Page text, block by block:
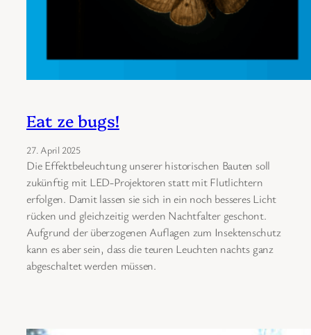
Eat ze bugs!
27. April 2025
Die Effektbeleuchtung unserer historischen Bauten soll
zukünftig mit LED-Projektoren statt mit Flutlichtern
erfolgen. Damit lassen sie sich in ein noch besseres Licht
rücken und gleichzeitig werden Nachtfalter geschont.
Aufgrund der überzogenen Auflagen zum Insektenschutz
kann es aber sein, dass die teuren Leuchten nachts ganz
abgeschaltet werden müssen.